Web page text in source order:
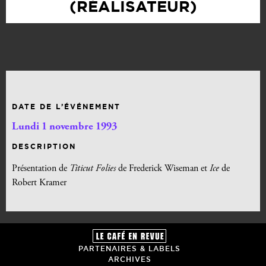
(RÉALISATEUR)
DATE DE L’ÉVÉNEMENT
Lundi 1 novembre 1993
DESCRIPTION
Présentation de Titicut Foliesde Frederick Wiseman et Ice de
Robert Kramer
PARTENAIRES & LABELS
ARCHIVES